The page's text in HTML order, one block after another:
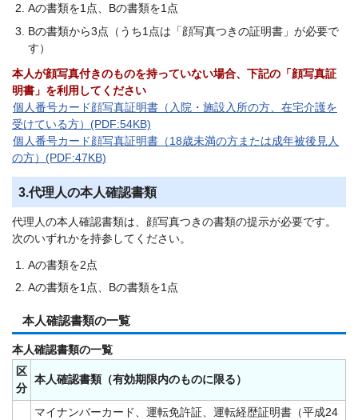
Aの書類を1点、Bの書類を1点
Bの書類から3点（うち1点は「顔写真つきの証明書」が必要で
す）
本人が顔写真付きのものを持っていない場合、下記の「顔写真証
明書」を利用してください
個人番号カード顔写真証明書（入院・施設入所の方、在宅介護を
受けている方）(PDF:54KB)
個人番号カード顔写真証明書（18歳未満の方または成年被後見人
の方）(PDF:47KB)
3.代理人の本人確認書類
代理人の本人確認書類は、顔写真つきの書類の提示が必要です。
次のいずれかを持参してください。
Aの書類を2点
Aの書類を1点、Bの書類を1点
本人確認書類の一覧
本人確認書類の一覧
区
分
本人確認書類（有効期限内のものに限る）
マイナンバーカード、運転免許証、運転経歴証明書（平成24